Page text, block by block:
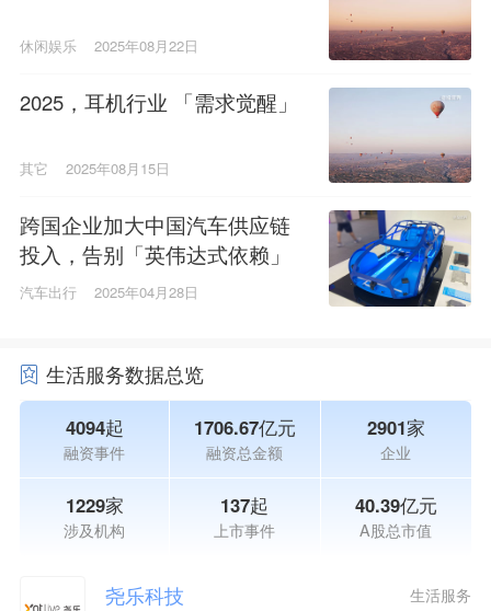
休闲娱乐 2025年08月22日
2025，耳机行业 「需求觉醒」
其它 2025年08月15日
跨国企业加大中国汽车供应链
投入，告别「英伟达式依赖」
汽车出行 2025年04月28日
生活服务数据总览
4094起
融资事件
1706.67亿元
融资总金额
2901家
企业
1229家
涉及机构
137起
上市事件
40.39亿元
A股总市值
尧乐科技 生活服务